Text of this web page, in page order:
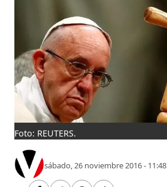
Foto: REUTERS.
sábado, 26 noviembre 2016 - 11:48